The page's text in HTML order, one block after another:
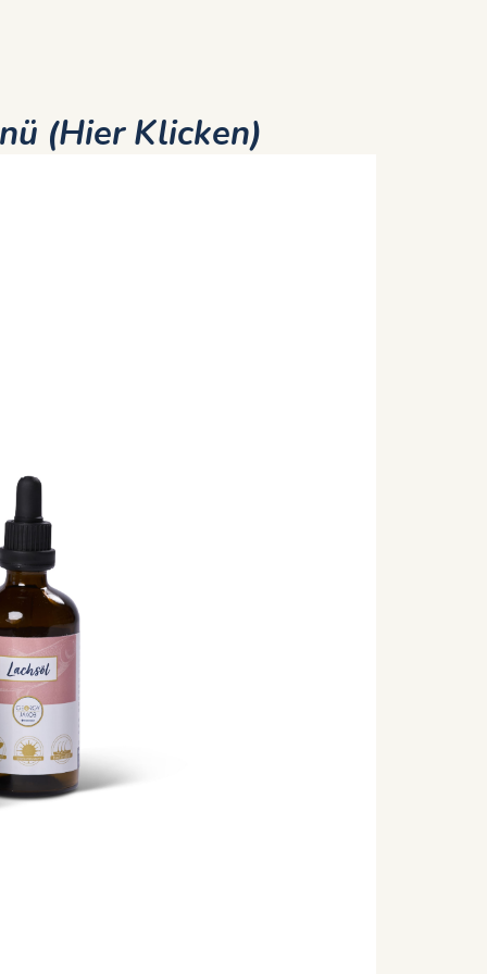
(Hier Klicken)